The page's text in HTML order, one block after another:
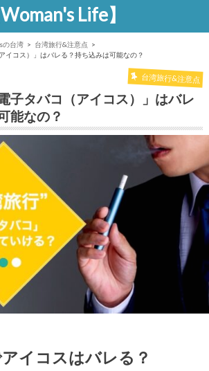
Woman's Life】
の台湾
台湾旅行&注意点
イコス）」はバレる？持ち込みは可能なの？
台湾旅行&注意点
子タバコ（アイコス）」はバレ
能なの？
イコスはバレる？